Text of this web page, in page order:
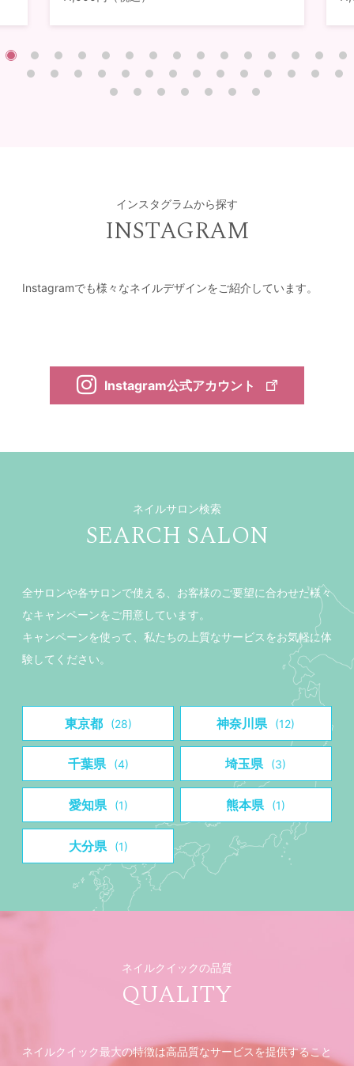
インスタグラムから探す
INSTAGRAM
Instagramでも様々なネイルデザインをご紹介しています。
Instagram公式アカウント
ネイルサロン検索
SEARCH SALON
全サロンや各サロンで使える、お客様のご要望に合わせた様々
なキャンペーンをご用意しています。
キャンペーンを使って、私たちの上質なサービスをお気軽に体
験してください。
東京都 (28) 神奈川県 (12)
千葉県 (4) 埼玉県 (3)
愛知県 (1) 熊本県 (1)
大分県 (1)
ネイルクイックの品質
QUALITY
ネイルクイック最大の特徴は高品質なサービスを提供すること